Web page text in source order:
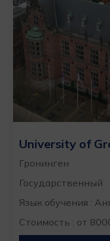
University of
Гронинген
Государственный
Язык обучения :
Стоимость : от